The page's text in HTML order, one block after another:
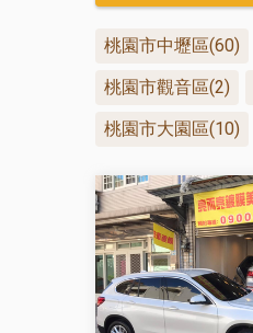
桃園市中壢區(60)
桃園市觀音區(2)
桃園市大園區(10)